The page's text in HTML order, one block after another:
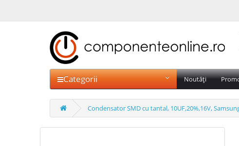
Categorii Noutăți
Condensator SMD cu tantal, 10UF,20%,16V,